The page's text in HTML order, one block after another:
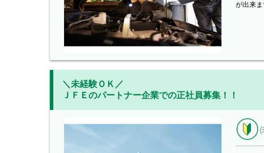
が出来
＼未経験ＯＫ／
ＪＦＥのパートナー企業での正社員募集！！